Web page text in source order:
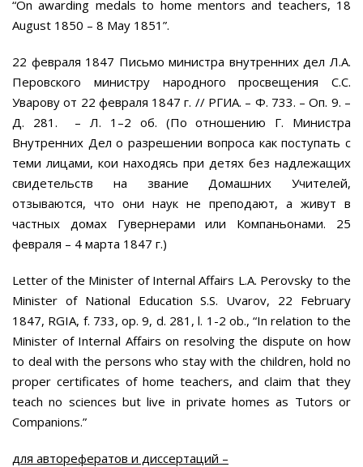
“On awarding medals to home mentors and teachers, 18
August 1850 – 8 May 1851”.
22 февраля 1847 Письмо министра внутренних дел Л.А.
Перовского министру народного просвещения С.С.
Уварову от 22 февраля 1847 г. // РГИА. – Ф. 733. – Оп. 9. –
Д. 281. – Л. 1–2 об. (По отношению Г. Министра
Внутренних Дел о разрешении вопроса как поступать с
теми лицами, кои находясь при детях без надлежащих
свидетельств на звание Домашних Учителей,
отзываются, что они наук не преподают, а живут в
частных домах Гувернерами или Компаньонами. 25
февраля – 4 марта 1847 г.)
Letter of the Minister of Internal Affairs L.A. Perovsky to the
Minister of National Education S.S. Uvarov, 22 February
1847, RGIA, f. 733, op. 9, d. 281, l. 1-2 ob., “In relation to the
Minister of Internal Affairs on resolving the dispute on how
to deal with the persons who stay with the children, hold no
proper certificates of home teachers, and claim that they
teach no sciences but live in private homes as Tutors or
Companions.”
для авторефератов и диссертаций –